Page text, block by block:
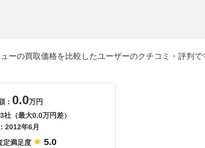
ーの買取価格を比較したユーザーのクチコミ・評判で
： 0.0万円
社（最大0.0万円差）
2012年6月
定満足度
5.0